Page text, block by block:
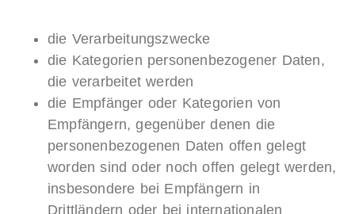
die Verarbeitungszwecke
die Kategorien personenbezogener Daten,
die verarbeitet werden
die Empfänger oder Kategorien von
Empfängern, gegenüber denen die
personenbezogenen Daten offen gelegt
worden sind oder noch offen gelegt werden,
insbesondere bei Empfängern in
Drittländern oder bei internationalen